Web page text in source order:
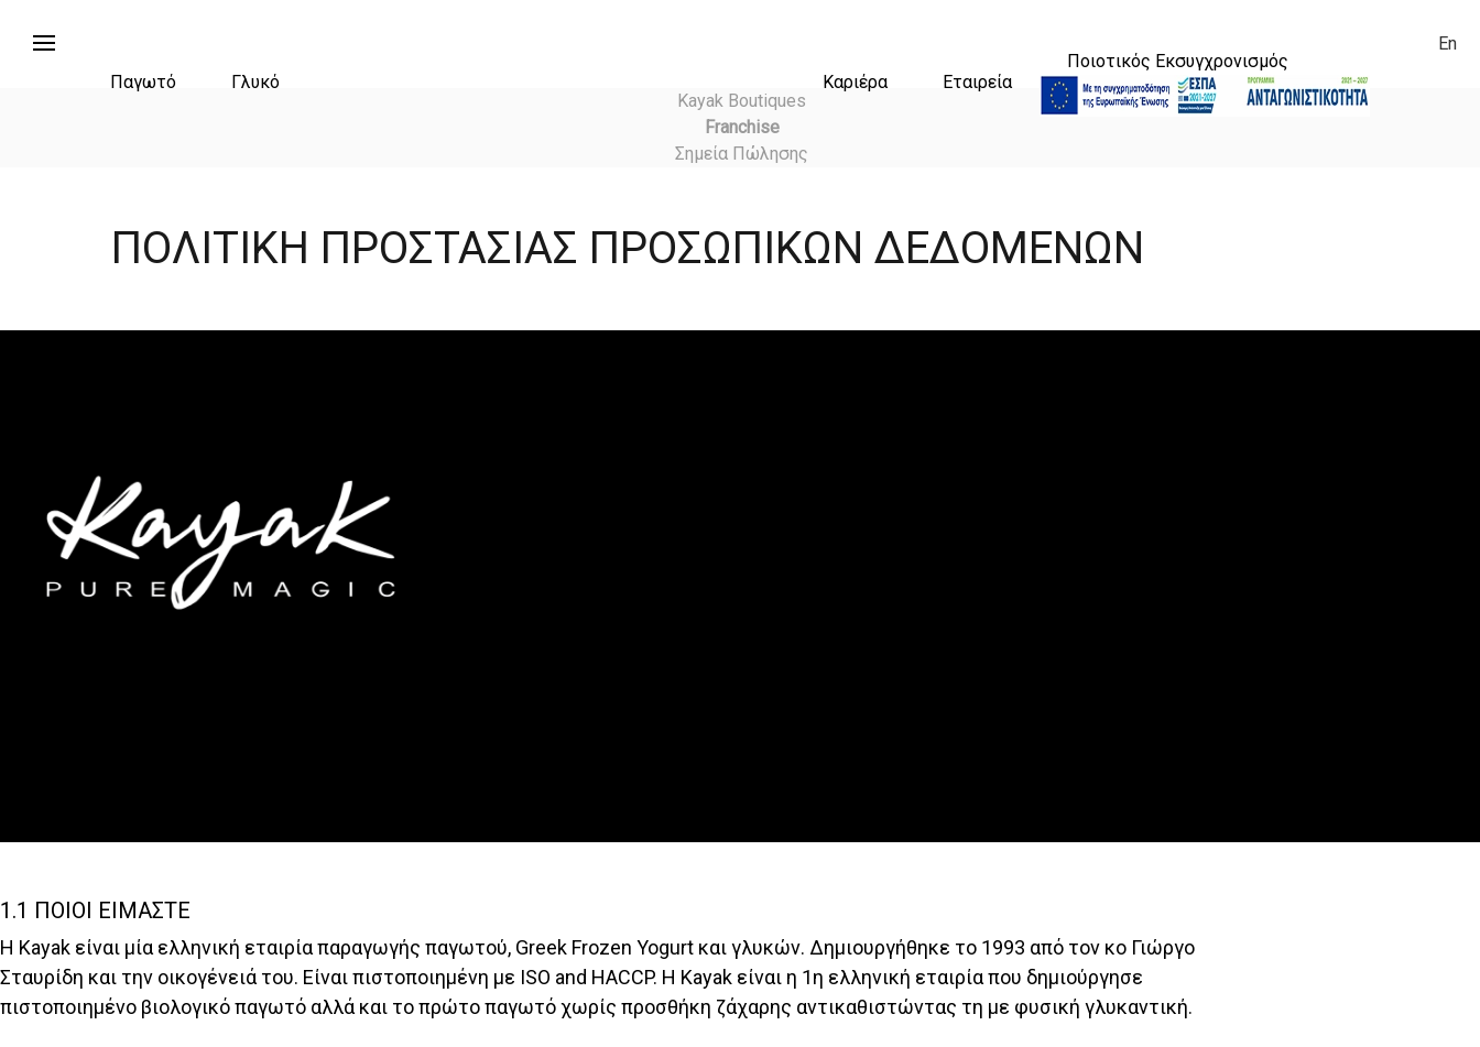
Παγωτό Γλυκό Καριέρα Εταιρεία
Ποιοτικός Εκσυγχρονισμός
En
Kayak Boutiques
Franchise
Σημεία Πώλησης
ΠΟΛΙΤΙΚΗ ΠΡΟΣΤΑΣΙΑΣ ΠΡΟΣΩΠΙΚΩΝ ΔΕΔΟΜΕΝΩΝ
1.1 ΠΟΙΟΙ ΕΙΜΑΣΤΕ
Η Kayak είναι μία ελληνική εταιρία παραγωγής παγωτού, Greek Frozen Yogurt και γλυκών. Δημιουργήθηκε το 1993 από τον κο Γιώργο
Σταυρίδη και την οικογένειά του. Είναι πιστοποιημένη με ISO and HACCP. Η Kayak είναι η 1η ελληνική εταιρία που δημιούργησε
πιστοποιημένο βιολογικό παγωτό αλλά και το πρώτο παγωτό χωρίς προσθήκη ζάχαρης αντικαθιστώντας τη με φυσική γλυκαντική.